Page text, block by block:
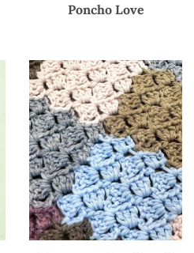
Poncho Love